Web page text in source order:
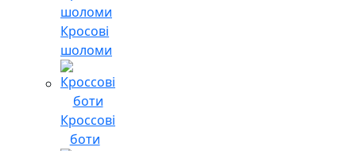
Кросові
шоломи
Кроссові
боти